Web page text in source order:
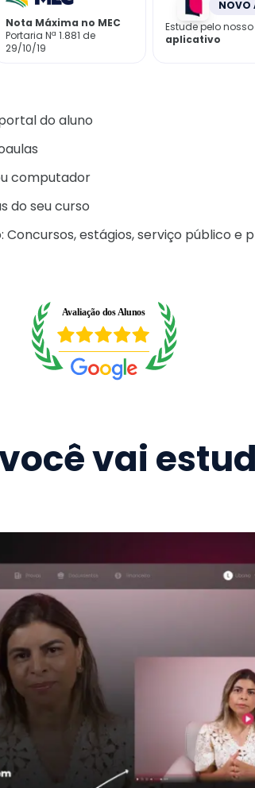
Nota Máxima no MEC
Portaria Nª 1.881 de
29/10/19
NOVO
Estude pelo nosso
aplicativo
do aluno
computador
do seu curso
Concursos, estágios, serviço público e
vai